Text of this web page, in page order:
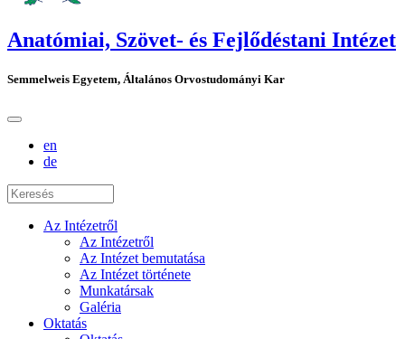
Anatómiai, Szövet- és Fejlődéstani Intézet
Semmelweis Egyetem, Általános Orvostudományi Kar
en
de
Az Intézetről
Az Intézetről
Az Intézet bemutatása
Az Intézet története
Munkatársak
Galéria
Oktatás